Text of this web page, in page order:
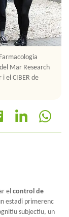
Mar Research
el CIBER de
el control de
estadi primerenc
subjectiu, un